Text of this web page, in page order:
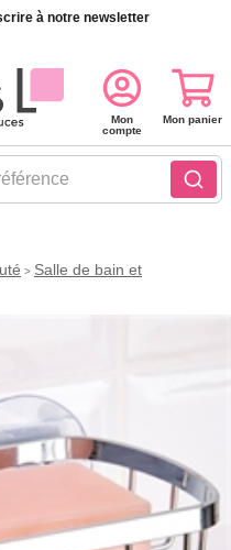
à notre newsletter
Mon
compte
Mon panier
> Salle de bain et